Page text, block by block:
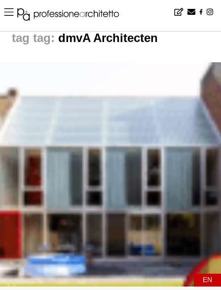
Home ▪ news ▪ tag: dmvA Architecten | noticias arquitectura
tag: dmvA Architecten
EN